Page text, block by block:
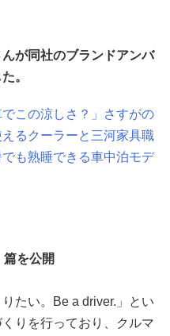
が同社のブランドアンバ
。
この涼しさ？」さすがの
るクーラーと三河家具職
も熟睡できる車中泊モデ
を公開
たい。Be a driver.」とい
りを行っており、クルマ